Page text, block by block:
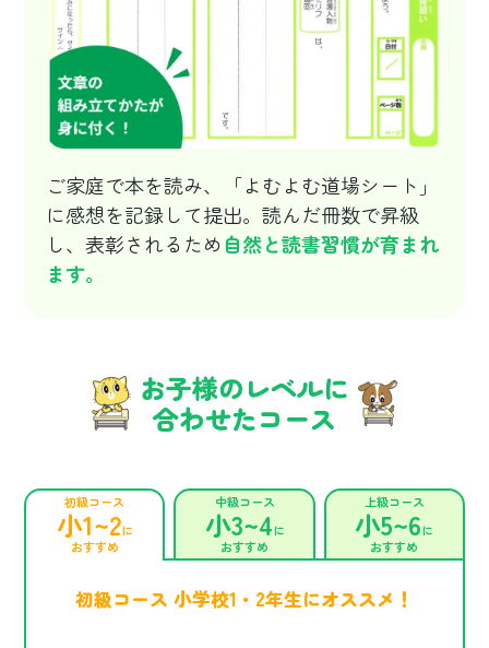
ご家庭で本を読み、「よむよむ道場シート」
に感想を記録して提出。読んだ冊数で昇級
し、表彰されるため自然と読書習慣が育まれ
ます。
お子様のレベルに
合わせたコース
初級コース
小1~2に
おすすめ
中級コース
小3~4に
おすすめ
上級コース
小5~6に
おすすめ
初級コース 小学校1・2年生にオススメ！